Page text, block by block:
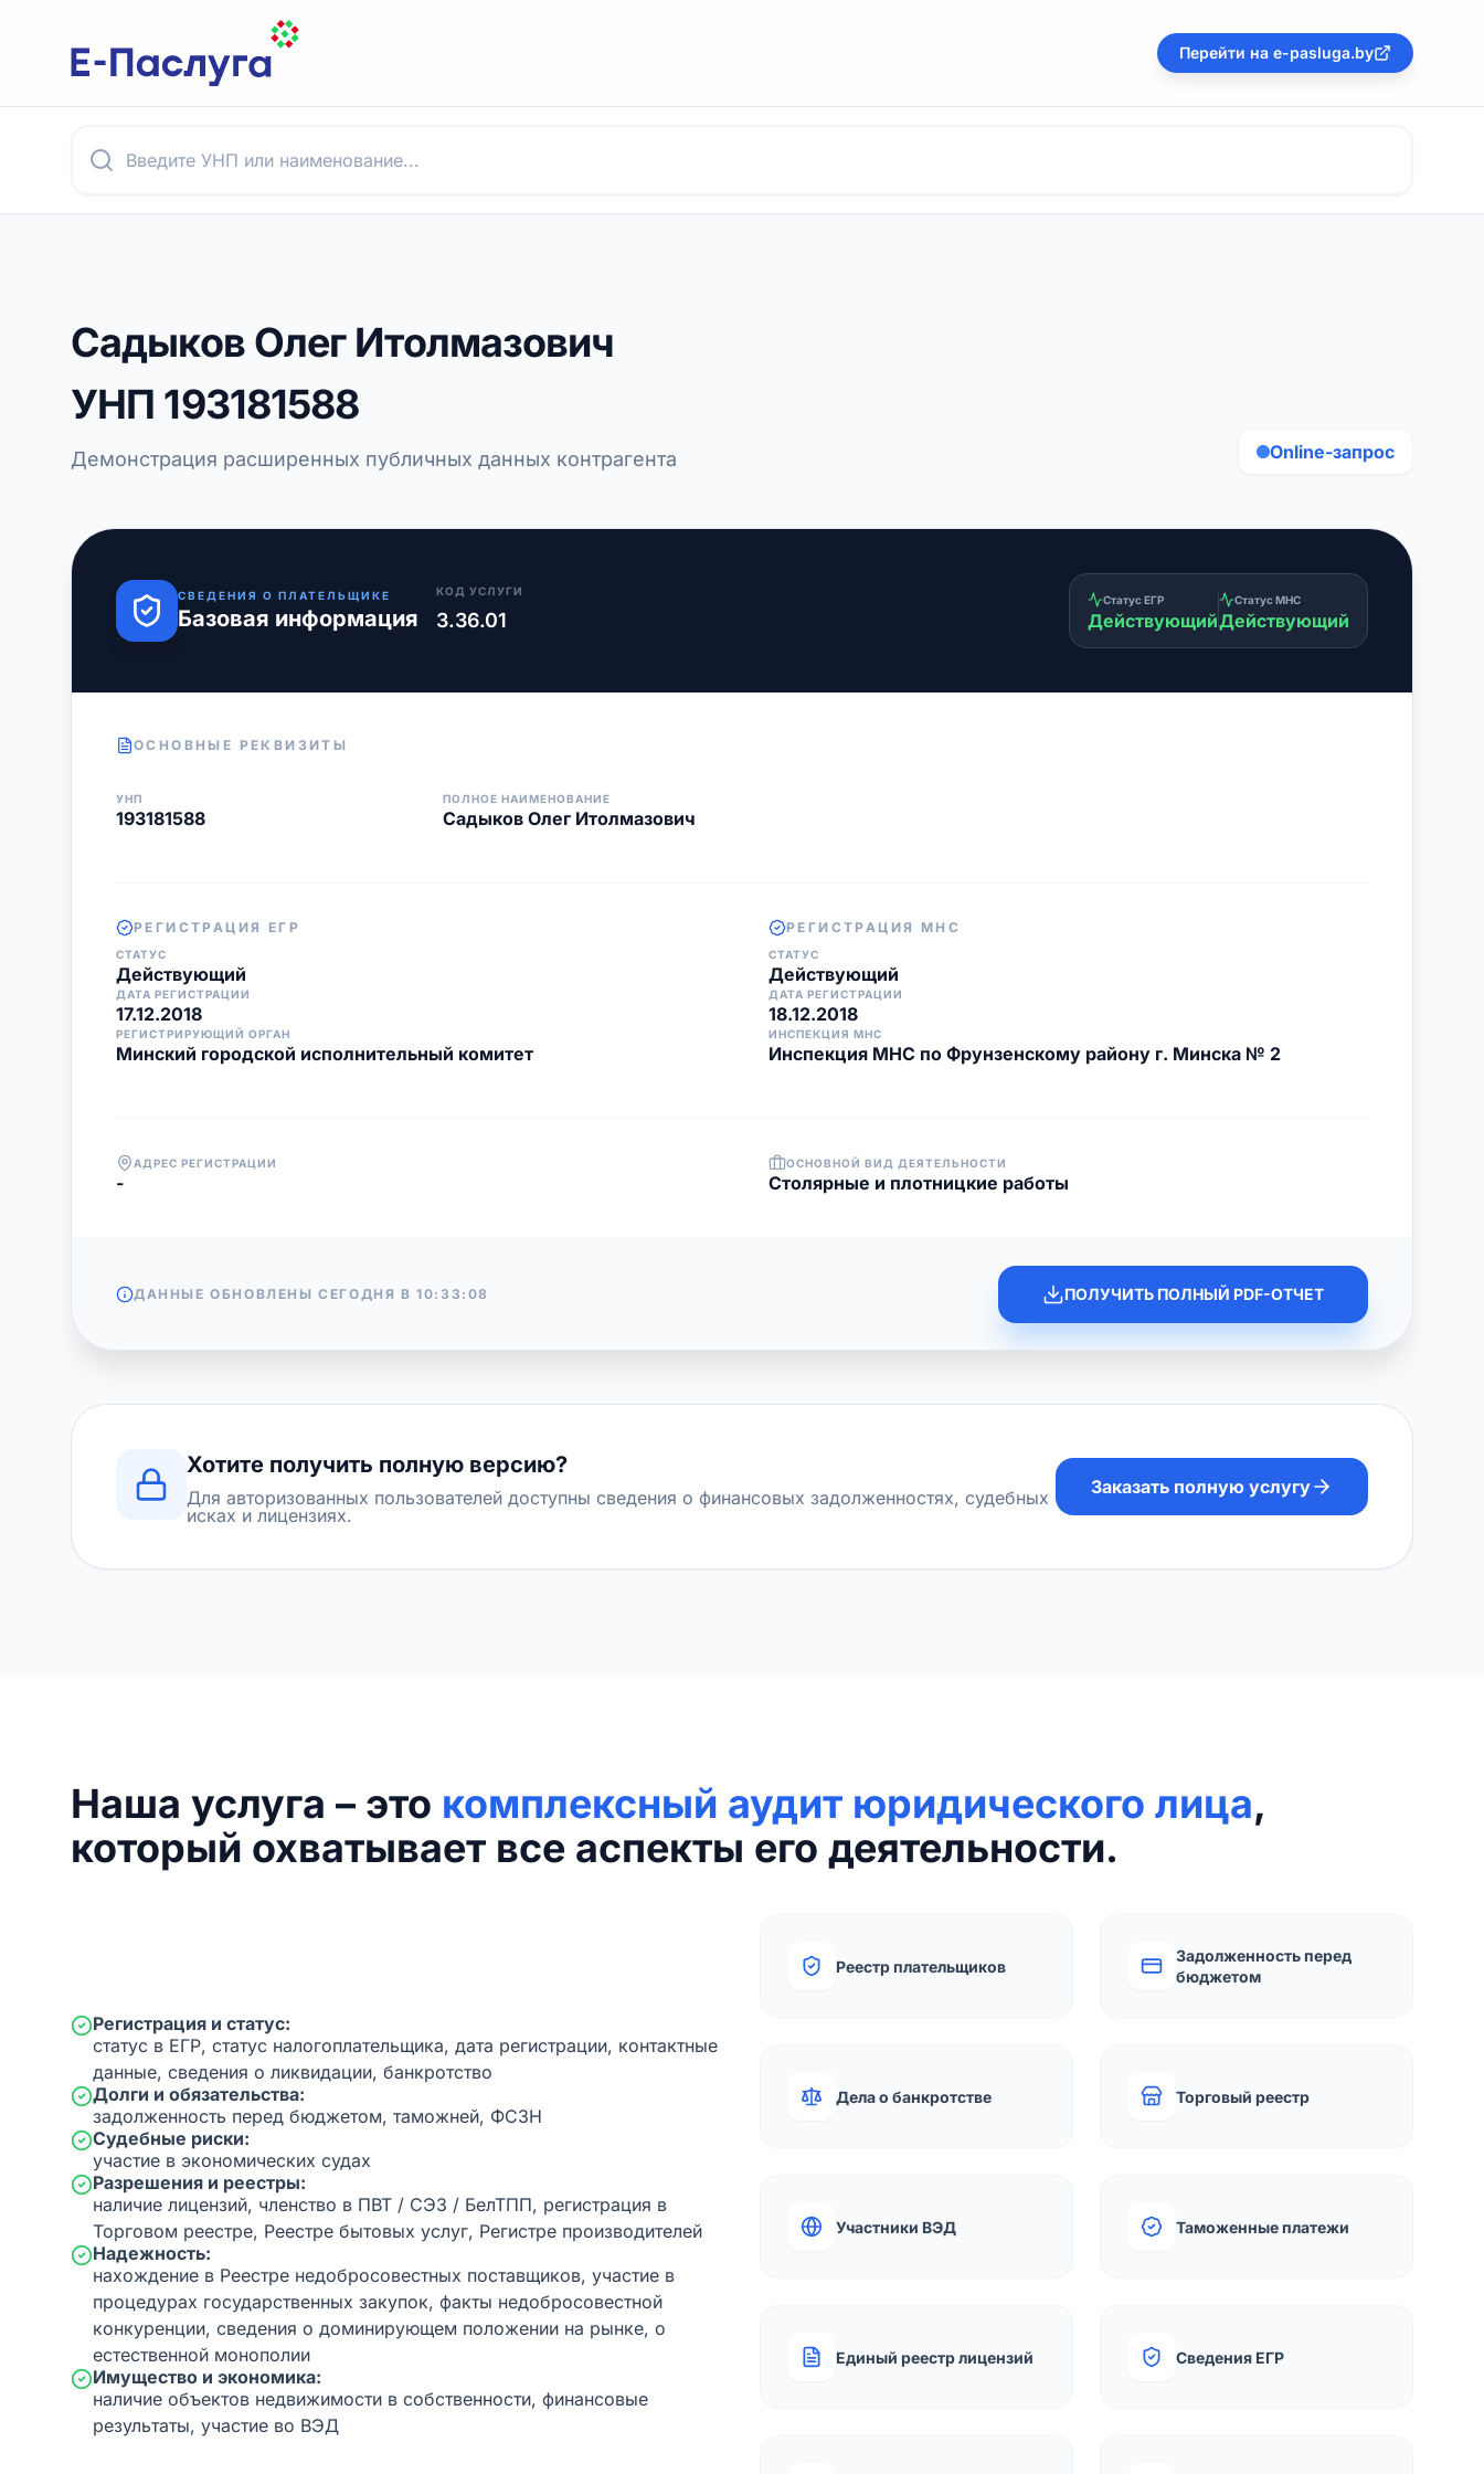
Перейти на e-pasluga.by
Садыков Олег Итолмазович
УНП 193181588
Демонстрация расширенных публичных данных контрагента Online-запрос
СВЕДЕНИЯ О ПЛАТЕЛЬЩИКЕ
Базовая информация
КОД УСЛУГИ
3.36.01
Статус ЕГР
Действующий
Статус МНС
Действующий
ОСНОВНЫЕ РЕКВИЗИТЫ
УНП
193181588
ПОЛНОЕ НАИМЕНОВАНИЕ
Садыков Олег Итолмазович
РЕГИСТРАЦИЯ ЕГР
СТАТУС
Действующий
ДАТА РЕГИСТРАЦИИ
17.12.2018
РЕГИСТРИРУЮЩИЙ ОРГАН
Минский городской исполнительный комитет
РЕГИСТРАЦИЯ МНС
СТАТУС
Действующий
ДАТА РЕГИСТРАЦИИ
18.12.2018
ИНСПЕКЦИЯ МНС
Инспекция МНС по Фрунзенскому району г. Минска № 2
АДРЕС РЕГИСТРАЦИИ
-
ОСНОВНОЙ ВИД ДЕЯТЕЛЬНОСТИ
Столярные и плотницкие работы
ДАННЫЕ ОБНОВЛЕНЫ СЕГОДНЯ В10:33:08 ПОЛУЧИТЬ ПОЛНЫЙ PDF-ОТЧЕТ
Хотите получить полную версию?
Для авторизованных пользователей доступны сведения о финансовых задолженностях, судебных
исках и лицензиях.
Заказать полную услугу
Наша услуга – это комплексный аудит юридического лица,
который охватывает все аспекты его деятельности.
Регистрация и статус:
статус в ЕГР, статус налогоплательщика, дата регистрации, контактные
данные, сведения о ликвидации, банкротство
Долги и обязательства:
задолженность перед бюджетом, таможней, ФСЗН
Судебные риски:
участие в экономических судах
Разрешения и реестры:
наличие лицензий, членство в ПВТ / СЭЗ / БелТПП, регистрация в
Торговом реестре, Реестре бытовых услуг, Регистре производителей
Надежность:
нахождение в Реестре недобросовестных поставщиков, участие в
процедурах государственных закупок, факты недобросовестной
конкуренции, сведения о доминирующем положении на рынке, о
естественной монополии
Имущество и экономика:
наличие объектов недвижимости в собственности, финансовые
результаты, участие во ВЭД
Реестр плательщиков
Задолженность перед
бюджетом
Дела о банкротстве Торговый реестр
Участники ВЭД Таможенные платежи
Единый реестр лицензий Сведения ЕГР